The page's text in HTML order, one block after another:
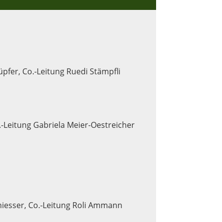
Co.-Leitung Ruedi Stämpfli
Gabriela Meier-Oestreicher
Co.-Leitung Roli Ammann